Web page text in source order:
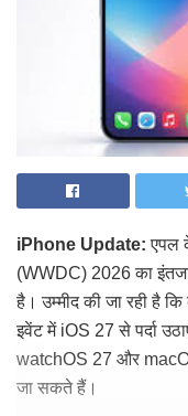
iPhone Update: एपल
(WWDC) 2026 का
है। उम्मीद की जा रही है
इवेंट में iOS 27 से पर्दा
watchOS 27 और
जा सकते हैं।